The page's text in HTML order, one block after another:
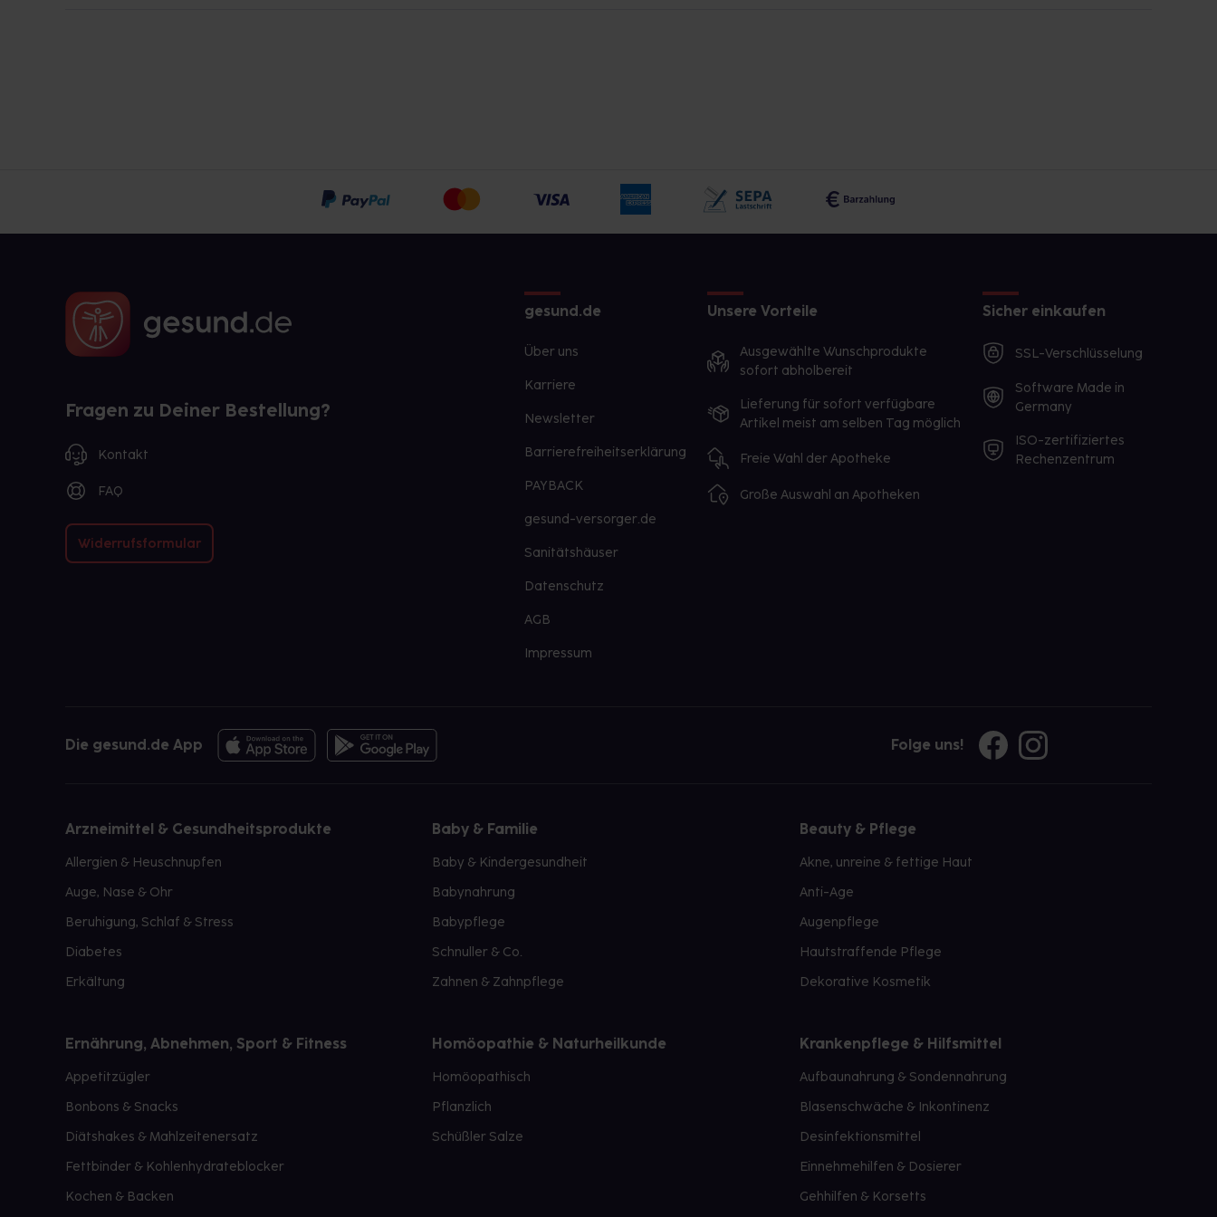
Vitabalans Oy, Varastokatu 8, FI-13500 Hämeenlinna, Finnland.
20, 50 und 100 Tabletten
Fragen zu Deiner Bestellung?
Kontakt
FAQ
Widerrufsformular
gesund.de
Über uns
Karriere
Newsletter
Barrierefreiheitserklärung
PAYBACK
gesund-versorger.de
Sanitätshäuser
Datenschutz
AGB
Impressum
Unsere Vorteile
Ausgewählte Wunschprodukte
sofort abholbereit
Lieferung für sofort verfügbare
Artikel meist am selben Tag möglich
Freie Wahl der Apotheke
Große Auswahl an Apotheken
Sicher einkaufen
SSL-Verschlüsselung
Software Made in
Germany
ISO-zertifiziertes
Rechenzentrum
Die gesund.de App Folge uns!
Arzneimittel & Gesundheitsprodukte
Allergien & Heuschnupfen
Auge, Nase & Ohr
Beruhigung, Schlaf & Stress
Diabetes
Erkältung
Baby & Familie
Baby & Kindergesundheit
Babynahrung
Babypflege
Schnuller & Co.
Zahnen & Zahnpflege
Beauty & Pflege
Akne, unreine & fettige Haut
Anti-Age
Augenpflege
Hautstraffende Pflege
Dekorative Kosmetik
Ernährung, Abnehmen, Sport & Fitness
Appetitzügler
Bonbons & Snacks
Diätshakes & Mahlzeitenersatz
Fettbinder & Kohlenhydrateblocker
Kochen & Backen
Homöopathie & Naturheilkunde
Homöopathisch
Pflanzlich
Schüßler Salze
Krankenpflege & Hilfsmittel
Aufbaunahrung & Sondennahrung
Blasenschwäche & Inkontinenz
Desinfektionsmittel
Einnehmehilfen & Dosierer
Gehhilfen & Korsetts